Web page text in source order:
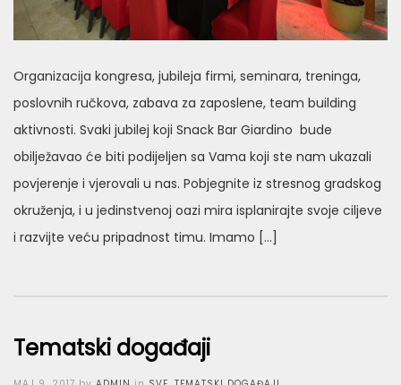
Organizacija kongresa, jubileja firmi, seminara, treninga,
poslovnih ručkova, zabava za zaposlene, team building
aktivnosti. Svaki jubilej koji Snack Bar Giardino bude
obilježavao će biti podijeljen sa Vama koji ste nam ukazali
povjerenje i vjerovali u nas. Pobjegnite iz stresnog gradskog
okruženja, i u jedinstvenoj oazi mira isplanirajte svoje ciljeve
i razvijte veću pripadnost timu. Imamo […]
Tematski događaji